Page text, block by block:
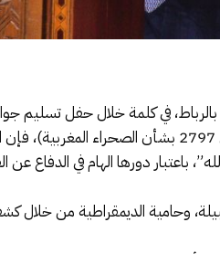
إنه “إذا كان المغرب يعيش مرحلة ما بعد 31 أكتوبر (تاريخ
دورها الهام في الدفاع عن
وحامية الديمقراطية من خلال